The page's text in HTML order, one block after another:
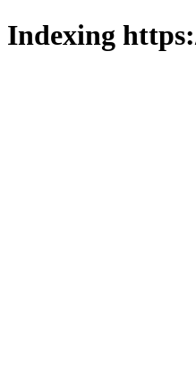
Indexing